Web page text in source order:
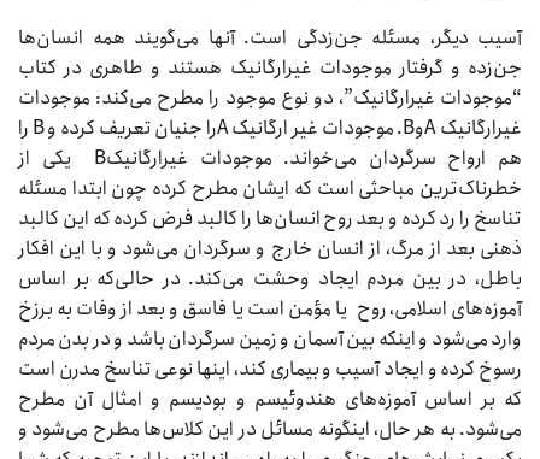
آسیب دیگر، مسئله جن‌زدگی است. آنها می‌گویند همه انسان‌ها
جن‌زده و گرفتار موجودات غیرارگانیک هستند و طاهری در کتاب
“موجودات غیرارگانیک”، دو نوع موجود را مطرح می‌کند: موجودات
غیرارگانیک AوB. موجودات غیر ارگانیک Aرا جنیان تعریف کرده و B را
هم ارواح سرگردان می‌خواند. ‌موجودات غیرارگانیکB ‌ یکی از
خطرناک‌ترین مباحثی است که ایشان مطرح کرده چون ابتدا مسئله
تناسخ را رد کرده و بعد روح انسان‌ها را کالبد فرض کرده که این کالبد
ذهنی بعد از مرگ، از انسان خارج و سرگردان می‌شود و با این افکار
باطل، در بین مردم ایجاد وحشت می‌کند. در حالی‌که بر اساس
آموزه‌های اسلامی، روح یا مؤمن است یا فاسق و بعد از وفات به برزخ
وارد می‌شود و اینکه بین آسمان و زمین سرگردان باشد و در بدن مردم
رسوخ کرده و ایجاد آسیب و بیماری کند، اینها نوعی تناسخ مدرن است
که بر اساس آموزه‌های هندوئیسم و بودیسم و امثال آن مطرح
می‌شود. به هر حال، اینگونه مسائل در این کلاس‌ها مطرح می‌شود و